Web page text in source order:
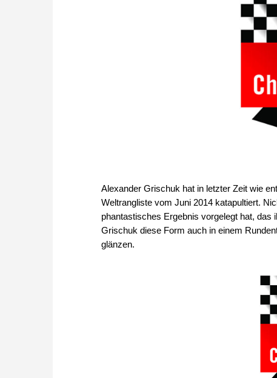
Alexander Grischuk hat in letzter Zeit wie
Weltrangliste vom Juni 2014 katapultiert.
phantastisches Ergebnis vorgelegt hat,
Grischuk diese Form auch in einem
glänzen.